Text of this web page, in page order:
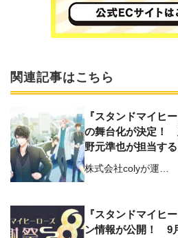
関連記事はこちら
『スタンドマイヒ
の舞台化が決定！
野元準也が担当す
株式会社colyが運…
『スタンドマイヒ
ン情報が公開！ 9